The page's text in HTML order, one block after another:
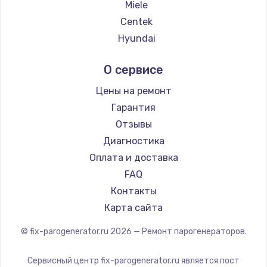
Заказать
Ремонт микросхемы управления
Замена микросхемы питания
от 1100 руб.
Заказать
Ремонт NFC модуля
от 880 руб.
Заказать
от 1100 руб.
Miele
Centek
Hyundai
DELTA
Silter
Chayka
Beko
Vivitek
RED solution
О сервисе
Цены на ремонт
Гарантия
Отзывы
Диагностика
Оплата и доставка
FAQ
Контакты
Карта сайта
© fix-parogenerator.ru 2026 — Ремонт парогенераторов.
Сервисный центр fix-parogenerator.ru является пост